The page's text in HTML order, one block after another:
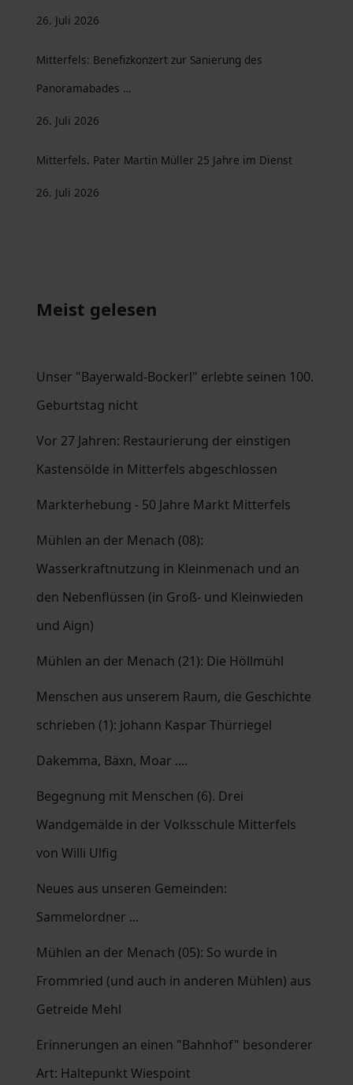
26. Juli 2026
Mitterfels: Benefizkonzert zur Sanierung des
Panoramabades …
26. Juli 2026
Mitterfels. Pater Martin Müller 25 Jahre im Dienst
26. Juli 2026
Meist gelesen
Unser "Bayerwald-Bockerl" erlebte seinen 100.
Geburtstag nicht
Vor 27 Jahren: Restaurierung der einstigen
Kastensölde in Mitterfels abgeschlossen
Markterhebung - 50 Jahre Markt Mitterfels
Mühlen an der Menach (08):
Wasserkraftnutzung in Kleinmenach und an
den Nebenflüssen (in Groß- und Kleinwieden
und Aign)
Mühlen an der Menach (21): Die Höllmühl
Menschen aus unserem Raum, die Geschichte
schrieben (1): Johann Kaspar Thürriegel
Dakemma, Bäxn, Moar ....
Begegnung mit Menschen (6). Drei
Wandgemälde in der Volksschule Mitterfels
von Willi Ulfig
Neues aus unseren Gemeinden:
Sammelordner ...
Mühlen an der Menach (05): So wurde in
Frommried (und auch in anderen Mühlen) aus
Getreide Mehl
Erinnerungen an einen "Bahnhof" besonderer
Art: Haltepunkt Wiespoint